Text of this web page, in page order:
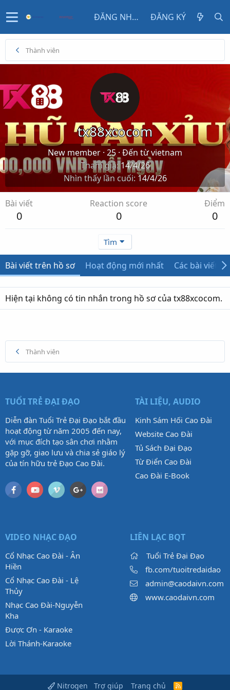
ĐĂNG NHẬP ĐĂNG KÝ
Thành viên
tx88xcocom
New member · 25 · Đến từvietnam
Tham gia 14/4/26
Nhìn thấy lần cuối 14/4/26
Bài viết
0
Reaction score
0
Điểm
0
Tìm
Bài viết trên hồ sơ Hoạt động mới nhất Các bài viết
Hiện tại không có tin nhắn trong hồ sơ của tx88xcocom.
Thành viên
TUỔI TRẺ ĐẠI ĐẠO
Diễn đàn Tuổi Trẻ Đại Đạo bắt đầu
hoạt động từ năm 2005 đến nay,
với mục đích tạo sân chơi nhằm
gặp gỡ, giao lưu và chia sẻ giáo lý
của tín hữu trẻ Đạo Cao Đài.
TÀI LIỆU, AUDIO
Kinh Sám Hối Cao Đài
Website Cao Đài
Tủ Sách Đại Đạo
Từ Điển Cao Đài
Cao Đài E-Book
VIDEO NHẠC ĐẠO
Cổ Nhạc Cao Đài - Ân
Hiền
Cổ Nhạc Cao Đài - Lệ
Thủy
Nhạc Cao Đài-Nguyễn
Kha
Được Ơn - Karaoke
Lời Thánh-Karaoke
LIÊN LẠC BQT
Tuổi Trẻ Đại Đạo
fb.com/tuoitredaidao
admin@caodaivn.com
www.caodaivn.com
Nitrogen Trợ giúp Trang chủ
R